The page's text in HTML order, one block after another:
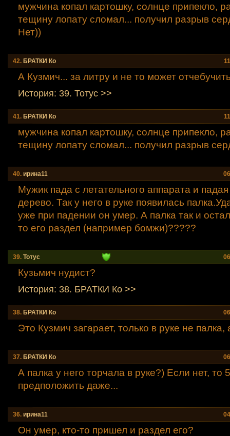
мужчина копал картошку, солнце припекло,
тещину лопату сломал... получил разрыв
Нет))
42. БРАТКИ Ко
А Кузмич... за литру и не то может
История: 39. Тотус >>
41. БРАТКИ Ко
мужчина копал картошку, солнце припекло,
тещину лопату сломал... получил разрыв
40. ирина11
Мужик пада с летательного аппарата и
дерево. Так у него в руке появилась
уже при падении он умер. А палка так и
то его раздел (например бомжи)?????
39. Тотус
Кузьмич нудист?
История: 38. БРАТКИ Ко >>
38. БРАТКИ Ко
Это Кузмич загарает, только в руке не палка,
37. БРАТКИ Ко
А палка у него торчала в руке?) Если нет, то
предположить даже...
36. ирина11
Он умер, кто-то пришел и раздел его?